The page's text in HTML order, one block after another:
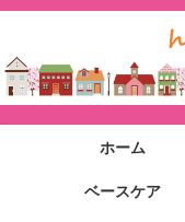
ホーム
ベースケア